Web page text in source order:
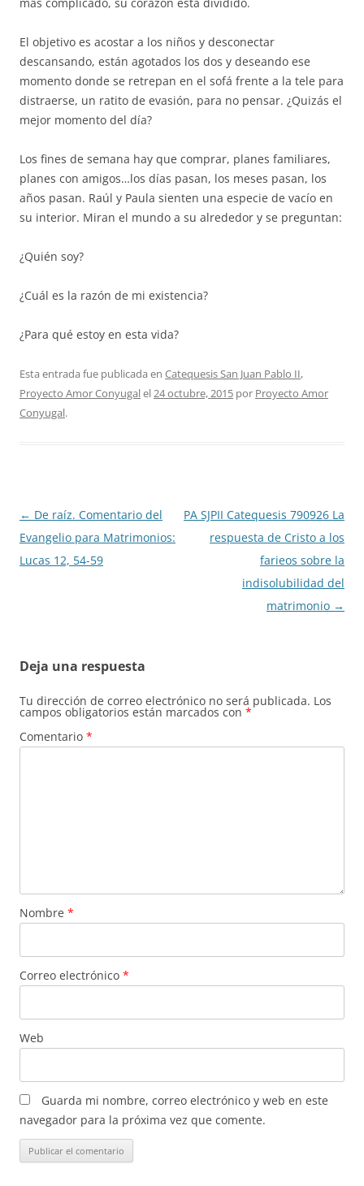
El objetivo es acostar a los niños y desconectar
descansando, están agotados los dos y deseando ese
momento donde se retrepan en el sofá frente a la tele para
distraerse, un ratito de evasión, para no pensar. ¿Quizás el
mejor momento del día?
Los fines de semana hay que comprar, planes familiares,
planes con amigos…los días pasan, los meses pasan, los
años pasan. Raúl y Paula sienten una especie de vacío en
su interior. Miran el mundo a su alrededor y se preguntan:
¿Quién soy?
¿Cuál es la razón de mi existencia?
¿Para qué estoy en esta vida?
Esta entrada fue publicada en Catequesis San Juan Pablo II,
Proyecto Amor Conyugalel24 octubre, 2015 por Proyecto Amor
Conyugal.
Navegación
de
entradas
← De raíz. Comentario del
Evangelio para Matrimonios:
Lucas 12, 54-59
PA SJPII Catequesis 790926 La
respuesta de Cristo a los
farieos sobre la
indisolubilidad del
matrimonio →
Deja una respuesta
Tu dirección de correo electrónico no será publicada. Los
campos obligatorios están marcados con *
Comentario *
Nombre *
Correo electrónico *
Web
Guarda mi nombre, correo electrónico y web en este
navegador para la próxima vez que comente.